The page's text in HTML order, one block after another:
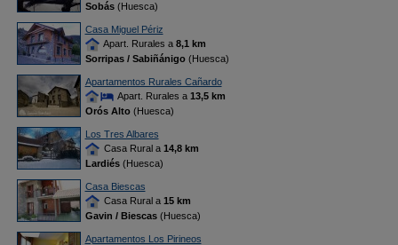
Sobás(Huesca)
Casa Miguel Périz
Apart. Rurales a 8,1 km
Sorripas / Sabiñánigo(Huesca)
Apartamentos Rurales Cañardo
Apart. Rurales a 13,5 km
Orós Alto(Huesca)
Los Tres Albares
Casa Rural a 14,8 km
Lardiés(Huesca)
Casa Biescas
Casa Rural a 15 km
Gavin / Biescas(Huesca)
Apartamentos Los Pirineos